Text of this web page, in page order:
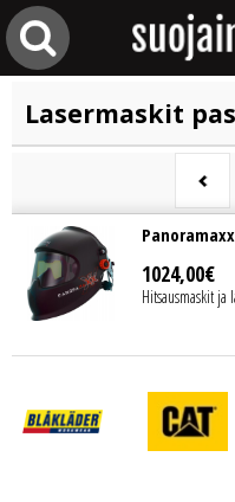
Lasermaskit
1024,00€
Hitsausmaskit ja